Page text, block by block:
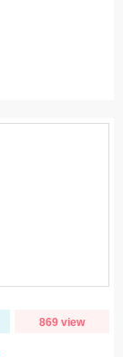
869 view